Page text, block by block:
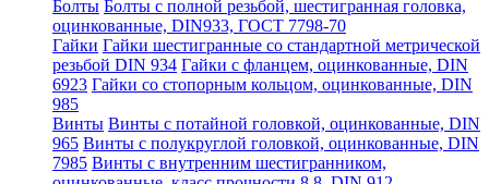
Болты Болты с полной резьбой, шестигранная головка,
оцинкованные, DIN933, ГОСТ 7798-70
Гайки Гайки шестигранные со стандартной метрической
резьбой DIN 934 Гайки с фланцем, оцинкованные, DIN
6923 Гайки со стопорным кольцом, оцинкованные, DIN
985
Винты Винты с потайной головкой, оцинкованные, DIN
965 Винты с полукруглой головкой, оцинкованные, DIN
7985 Винты с внутренним шестигранником,